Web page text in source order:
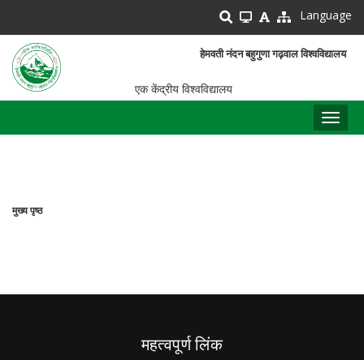
main
content
Language
हेमवती नंदन बहुगुणा गढ़वाल विश्वविद्यालय
एक केंद्रीय विश्वविद्यालय
मुख्य पृष्ठ
महत्वपूर्ण लिंक